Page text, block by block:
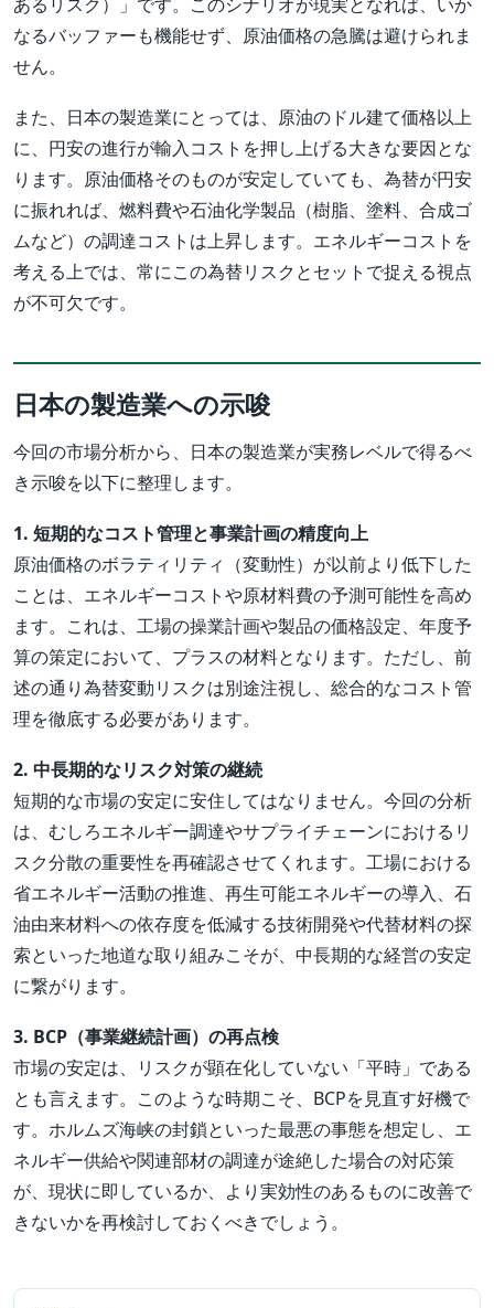
なるバッファーも機能せず、原油価格の急騰は避けられま
せん。
また、日本の製造業にとっては、原油のドル建て価格以上
に、円安の進行が輸入コストを押し上げる大きな要因とな
ります。原油価格そのものが安定していても、為替が円安
に振れれば、燃料費や石油化学製品（樹脂、塗料、合成ゴ
ムなど）の調達コストは上昇します。エネルギーコストを
考える上では、常にこの為替リスクとセットで捉える視点
が不可欠です。
日本の製造業への示唆
今回の市場分析から、日本の製造業が実務レベルで得るべ
き示唆を以下に整理します。
1. 短期的なコスト管理と事業計画の精度向上
原油価格のボラティリティ（変動性）が以前より低下した
ことは、エネルギーコストや原材料費の予測可能性を高め
ます。これは、工場の操業計画や製品の価格設定、年度予
算の策定において、プラスの材料となります。ただし、前
述の通り為替変動リスクは別途注視し、総合的なコスト管
理を徹底する必要があります。
2. 中長期的なリスク対策の継続
短期的な市場の安定に安住してはなりません。今回の分析
は、むしろエネルギー調達やサプライチェーンにおけるリ
スク分散の重要性を再確認させてくれます。工場における
省エネルギー活動の推進、再生可能エネルギーの導入、石
油由来材料への依存度を低減する技術開発や代替材料の探
索といった地道な取り組みこそが、中長期的な経営の安定
に繋がります。
3. BCP（事業継続計画）の再点検
市場の安定は、リスクが顕在化していない「平時」である
とも言えます。このような時期こそ、BCPを見直す好機で
す。ホルムズ海峡の封鎖といった最悪の事態を想定し、エ
ネルギー供給や関連部材の調達が途絶した場合の対応策
が、現状に即しているか、より実効性のあるものに改善で
きないかを再検討しておくべきでしょう。